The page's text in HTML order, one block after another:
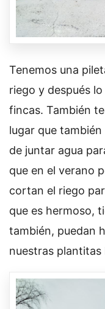
Tenemos una
riego y después
fincas. También
lugar que
de juntar agua
que en el verano
cortan el riego
que es hermoso,
también, puedan
nuestras plantitas